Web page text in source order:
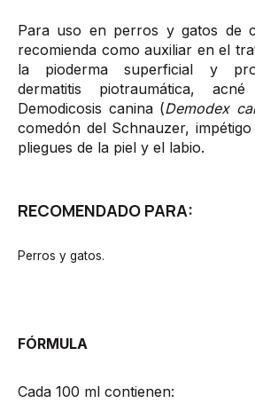
Para uso en perros y gatos de
recomienda como auxiliar en el
la pioderma superficial y
dermatitis piotraumática,
Demodicosis canina (Demodex
comedón del Schnauzer,
pliegues de la piel y el labio.
RECOMENDADO PARA:
Perros y gatos.
FÓRMULA
Cada 100 ml contienen: